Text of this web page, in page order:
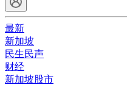
最新
新加坡
民生民声
财经
新加坡股市